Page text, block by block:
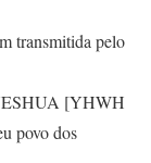
transmitida pelo
[YHWH
povo dos